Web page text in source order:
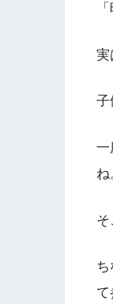
実
子
一
ね
ち
て